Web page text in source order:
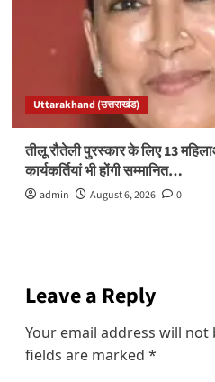
Uttarakhand (उत्तराखंड)
तीलू रौतेली पुरस्कार के लिए 13
कार्यकर्तियां भी होंगी सम्मानित…
admin August 6, 2026 0
Leave a Reply
Your email address will not
fields are marked *